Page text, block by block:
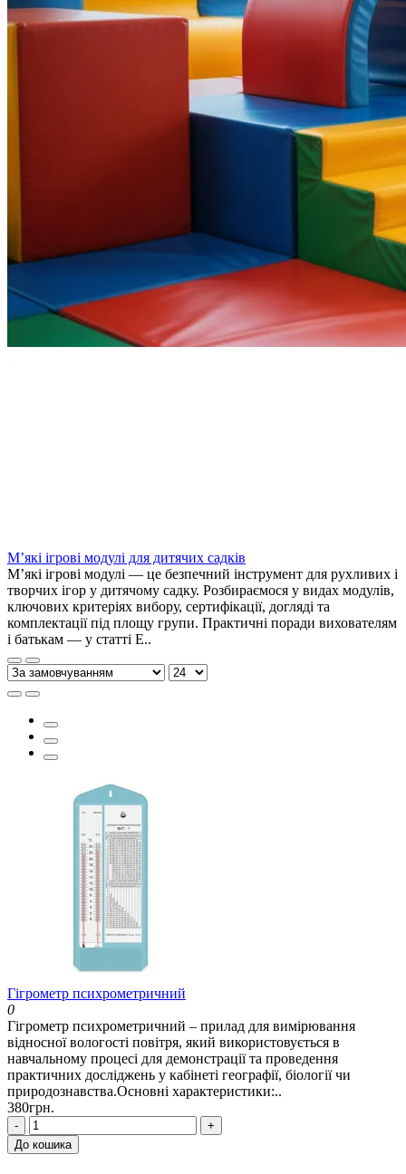
М’які ігрові модулі для дитячих садків
М’які ігрові модулі — це безпечний інструмент для рухливих і
творчих ігор у дитячому садку. Розбираємося у видах модулів,
ключових критеріях вибору, сертифікації, догляді та
комплектації під площу групи. Практичні поради вихователям
і батькам — у статті E..
Гігрометр психрометричний
0
Гігрометр психрометричний – прилад для вимірювання
відносної вологості повітря, який використовується в
навчальному процесі для демонстрації та проведення
практичних досліджень у кабінеті географії, біології чи
природознавства.Основні характеристики:..
380грн.
-
+
До кошика